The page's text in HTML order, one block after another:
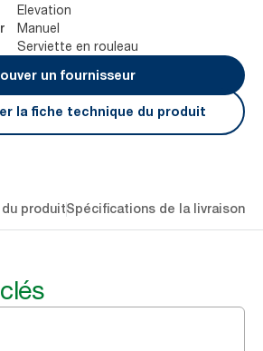
Elevation
Manuel
Serviette en rouleau
un fournisseur
la fiche technique du produit
produitSpécifications de la livraison